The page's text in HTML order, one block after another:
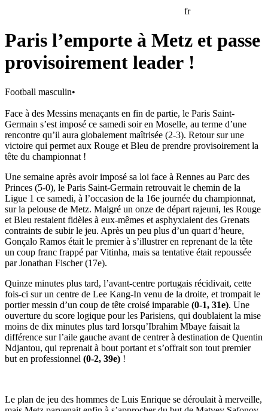
fr
Paris l’emporte à Metz et passe
provisoirement leader !
Football masculin•
Face à des Messins menaçants en fin de partie, le Paris Saint-
Germain s’est imposé ce samedi soir en Moselle, au terme d’une
rencontre qu’il aura globalement maîtrisée (2-3). Retour sur une
victoire qui permet aux Rouge et Bleu de prendre provisoirement la
tête du championnat !
Une semaine après avoir imposé sa loi face à Rennes au Parc des
Princes (5-0), le Paris Saint-Germain retrouvait le chemin de la
Ligue 1 ce samedi, à l’occasion de la 16e journée du championnat,
sur la pelouse de Metz. Malgré un onze de départ rajeuni, les Rouge
et Bleu restaient fidèles à eux-mêmes et asphyxiaient des Grenats
contraints de subir le jeu. Après un peu plus d’un quart d’heure,
Gonçalo Ramos était le premier à s’illustrer en reprenant de la tête
un coup franc frappé par Vitinha, mais sa tentative était repoussée
par Jonathan Fischer (17e).
Quinze minutes plus tard, l’avant-centre portugais récidivait, cette
fois-ci sur un centre de Lee Kang-In venu de la droite, et trompait le
portier messin d’un coup de tête croisé imparable (0-1, 31e). Une
ouverture du score logique pour les Parisiens, qui doublaient la mise
moins de dix minutes plus tard lorsqu’Ibrahim Mbaye faisait la
différence sur l’aile gauche avant de centrer à destination de Quentin
Ndjantou, qui reprenait à bout portant et s’offrait son tout premier
but en professionnel (0-2, 39e) !
Le plan de jeu des hommes de Luis Enrique se déroulait à merveille,